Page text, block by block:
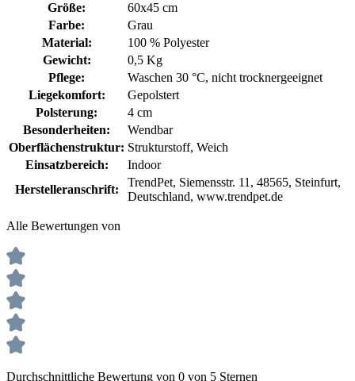
Größe:
60x45 cm
Farbe:
Grau
Material:
100 % Polyester
Gewicht:
0,5 Kg
Pflege:
Waschen 30 °C, nicht trocknergeeignet
Liegekomfort:
Gepolstert
Polsterung:
4 cm
Besonderheiten:
Wendbar
Oberflächenstruktur: Strukturstoff, Weich
Einsatzbereich:
Indoor
Herstelleranschrift:
TrendPet, Siemensstr. 11, 48565, Steinfurt,
Deutschland, www.trendpet.de
Alle Bewertungen von
Durchschnittliche Bewertung von 0 von 5 Sternen